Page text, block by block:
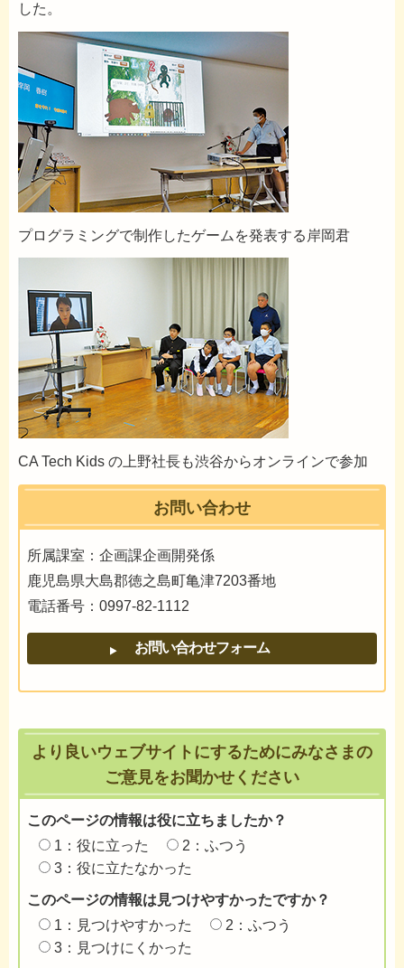
した。
プログラミングで制作したゲームを発表する岸岡君
CA Tech Kids の上野社長も渋谷からオンラインで参加
お問い合わせ
所属課室：企画課企画開発係
鹿児島県大島郡徳之島町亀津7203番地
電話番号：0997-82-1112
より良いウェブサイトにするためにみなさまの
ご意見をお聞かせください
このページの情報は役に立ちましたか？
1：役に立った
2：ふつう
3：役に立たなかった
このページの情報は見つけやすかったですか？
1：見つけやすかった
2：ふつう
3：見つけにくかった